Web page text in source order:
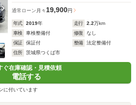
通常ローン 月々 19,900円
年式 2019年 走行 2.2万km
車検
車検整備付 修復
なし
保証
保証付 整備
法定整備付
住所
茨城県つくば市
ぐ在庫確認・見積依頼
電話する
に付いています